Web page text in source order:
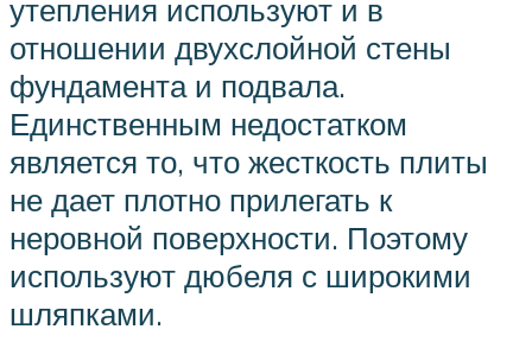
утепления используют и в
отношении двухслойной стены
фундамента и подвала.
Единственным недостатком
является то, что жесткость плиты
не дает плотно прилегать к
неровной поверхности. Поэтому
используют дюбеля с широкими
шляпками.